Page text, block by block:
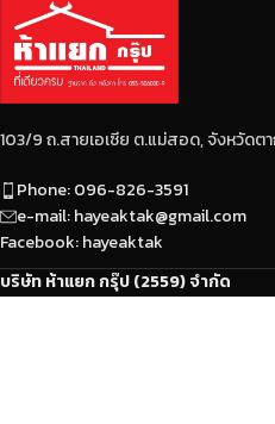
103/9 ถ.สายเอเซีย ต.แม่สอด, จังหวัดต
Phone: 096-826-3591
e-mail: hayeaktak@gmail.com
Facebook: hayeaktak
บริษัท ห้าแยก กรุ๊ป (2559) จำกัด